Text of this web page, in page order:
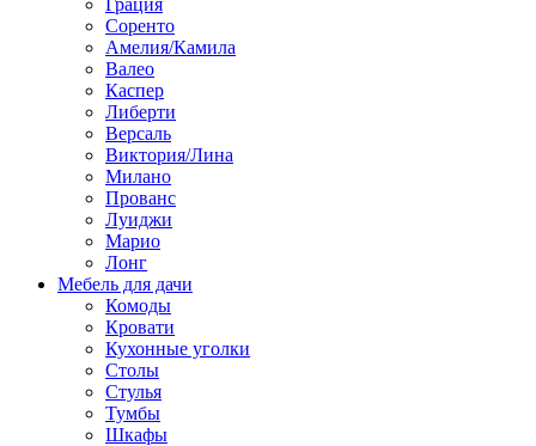
Грация
Соренто
Амелия/Камила
Валео
Каспер
Либерти
Версаль
Виктория/Лина
Милано
Прованс
Луиджи
Марио
Лонг
Мебель для дачи
Комоды
Кровати
Кухонные уголки
Столы
Стулья
Тумбы
Шкафы